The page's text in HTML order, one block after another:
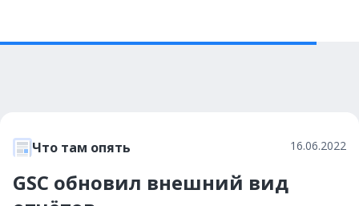
Что там опять 16.06.2022
GSC обновил внешний вид